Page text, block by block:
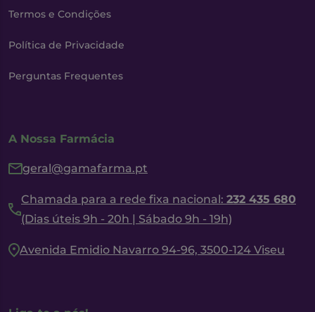
Termos e Condições
Política de Privacidade
Perguntas Frequentes
A Nossa Farmácia
geral@gamafarma.pt
Chamada para a rede fixa nacional: 232 435 680
(Dias úteis 9h - 20h | Sábado 9h - 19h)
Avenida Emidio Navarro 94-96, 3500-124 Viseu